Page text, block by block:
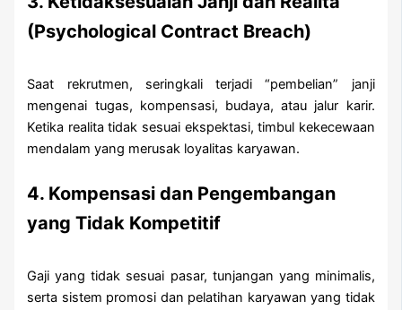
(Psychological Contract Breach)
Saat rekrutmen, seringkali terjadi “pembelian” janji
mengenai tugas, kompensasi, budaya, atau jalur karir.
Ketika realita tidak sesuai ekspektasi, timbul kekecewaan
mendalam yang merusak loyalitas karyawan.
4. Kompensasi dan Pengembangan
yang Tidak Kompetitif
Gaji yang tidak sesuai pasar, tunjangan yang minimalis,
serta sistem promosi dan pelatihan karyawan yang tidak